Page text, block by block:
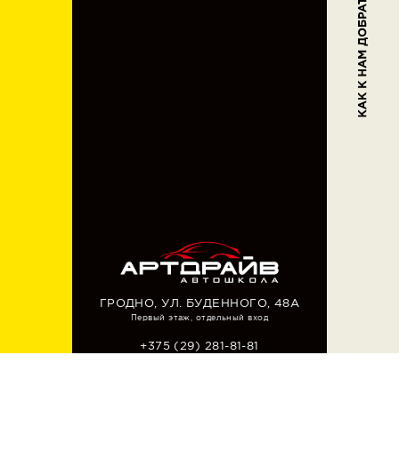
Дополнительные
занятияГРОДНО, УЛ. БУДЕННОГО, 48А
Первый этаж, отдельный вход
+375 (29) 281-81-81